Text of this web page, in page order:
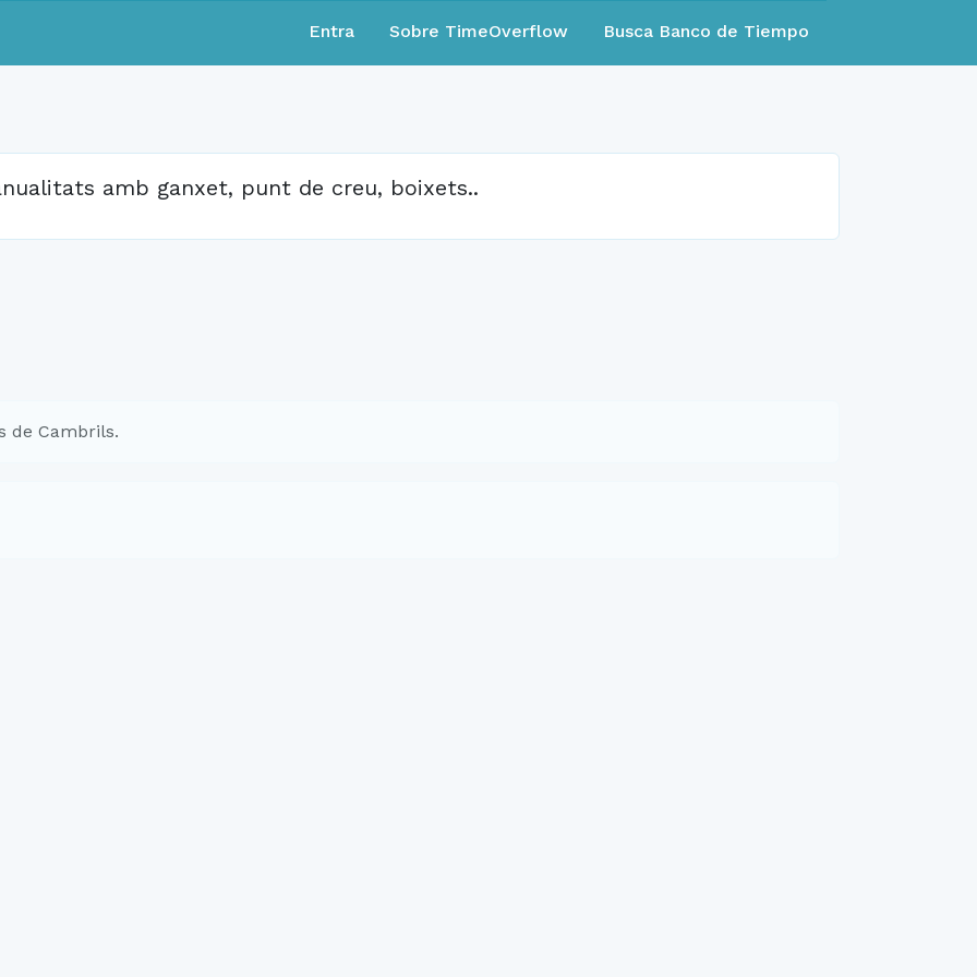
Entra Sobre TimeOverflow Busca Banco de Tiempo
amb ganxet, punt de creu, boixets..
de Cambrils.